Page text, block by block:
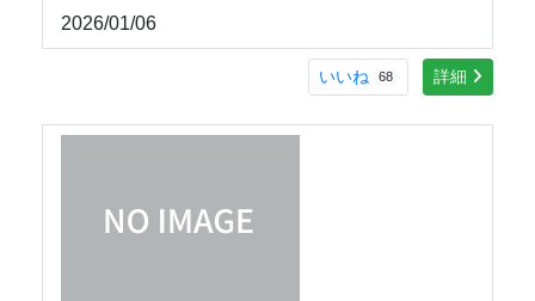
2026/01/06
いいね 68 詳細